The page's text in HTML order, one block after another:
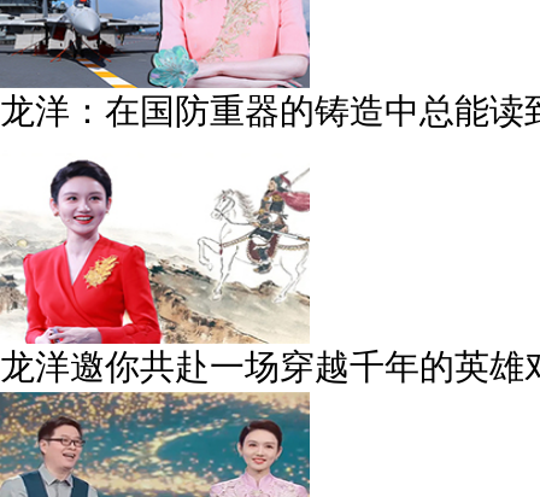
龙洋：在国防重器的铸造中总能读
龙洋邀你共赴一场穿越千年的英雄